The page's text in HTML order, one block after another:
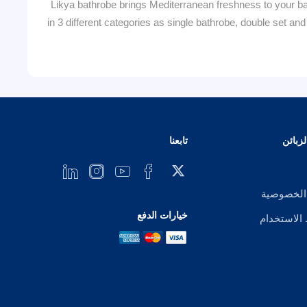
Likya bathrobe brings Mediterranean freshness to your
in 3 different categories as single bathrobe, double set
الخصوصية
تابعنا
خيارات الدفع